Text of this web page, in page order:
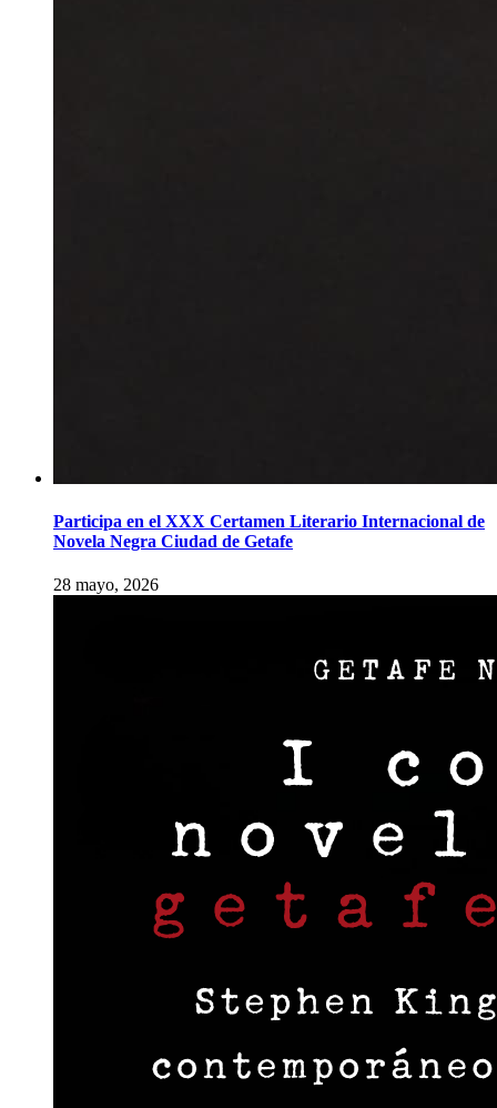
Participa en el XXX Certamen Literario Internacional de
Novela Negra Ciudad de Getafe
28 mayo, 2026